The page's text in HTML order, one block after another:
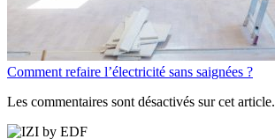
Comment refaire l’électricité sans saignées ?
Les commentaires sont désactivés sur cet article.